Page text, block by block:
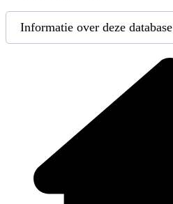
Informatie over deze database